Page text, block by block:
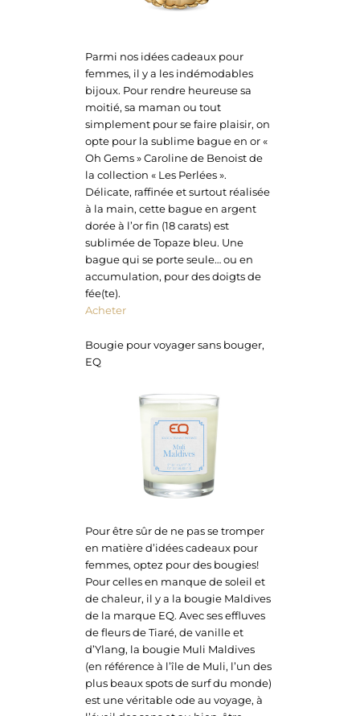
Parmi nos idées cadeaux pour
femmes, il y a les indémodables
bijoux. Pour rendre heureuse sa
moitié, sa maman ou tout
simplement pour se faire plaisir, on
opte pour la sublime bague en or «
Oh Gems » Caroline de Benoist de
la collection « Les Perlées ».
Délicate, raffinée et surtout réalisée
à la main, cette bague en argent
dorée à l’or fin (18 carats) est
sublimée de Topaze bleu. Une
bague qui se porte seule… ou en
accumulation, pour des doigts de
fée(te).
Acheter
Bougie pour voyager sans bouger,
EQ
Pour être sûr de ne pas se tromper
en matière d’idées cadeaux pour
femmes, optez pour des bougies!
Pour celles en manque de soleil et
de chaleur, il y a la bougie Maldives
de la marque EQ. Avec ses effluves
de fleurs de Tiaré, de vanille et
d’Ylang, la bougie Muli Maldives
(en référence à l’île de Muli, l’un des
plus beaux spots de surf du monde)
est une véritable ode au voyage, à